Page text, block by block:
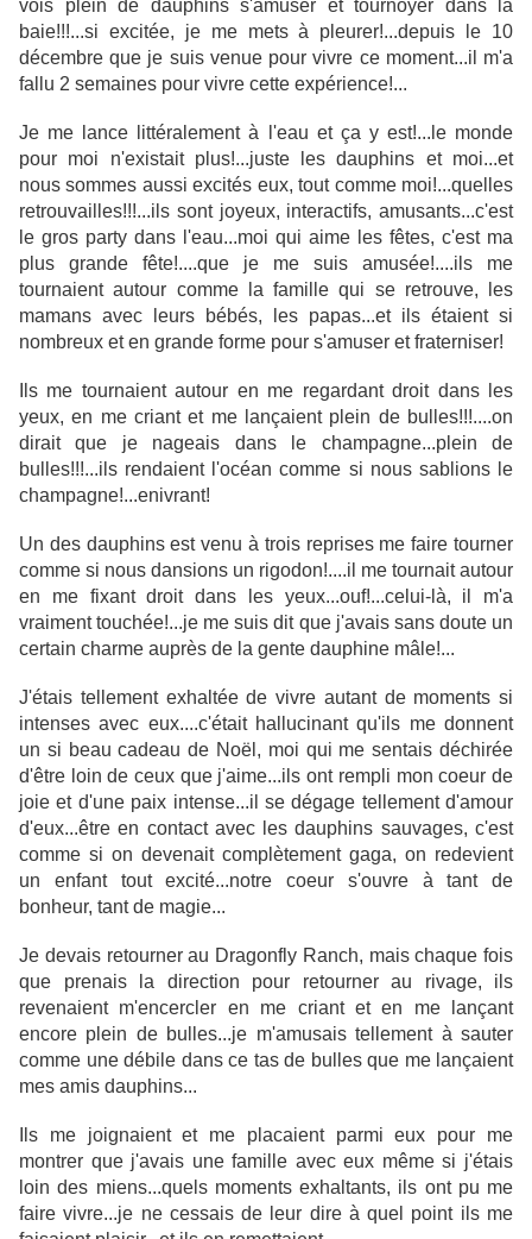
vois plein de dauphins s'amuser et tournoyer dans la
baie!!!...si excitée, je me mets à pleurer!...depuis le 10
décembre que je suis venue pour vivre ce moment...il m'a
fallu 2 semaines pour vivre cette expérience!...
Je me lance littéralement à l'eau et ça y est!...le monde
pour moi n'existait plus!...juste les dauphins et moi...et
nous sommes aussi excités eux, tout comme moi!...quelles
retrouvailles!!!...ils sont joyeux, interactifs, amusants...c'est
le gros party dans l'eau...moi qui aime les fêtes, c'est ma
plus grande fête!....que je me suis amusée!....ils me
tournaient autour comme la famille qui se retrouve, les
mamans avec leurs bébés, les papas...et ils étaient si
nombreux et en grande forme pour s'amuser et fraterniser!
Ils me tournaient autour en me regardant droit dans les
yeux, en me criant et me lançaient plein de bulles!!!....on
dirait que je nageais dans le champagne...plein de
bulles!!!...ils rendaient l'océan comme si nous sablions le
champagne!...enivrant!
Un des dauphins est venu à trois reprises me faire tourner
comme si nous dansions un rigodon!....il me tournait autour
en me fixant droit dans les yeux...ouf!...celui-là, il m'a
vraiment touchée!...je me suis dit que j'avais sans doute un
certain charme auprès de la gente dauphine mâle!...
J'étais tellement exhaltée de vivre autant de moments si
intenses avec eux....c'était hallucinant qu'ils me donnent
un si beau cadeau de Noël, moi qui me sentais déchirée
d'être loin de ceux que j'aime...ils ont rempli mon coeur de
joie et d'une paix intense...il se dégage tellement d'amour
d'eux...être en contact avec les dauphins sauvages, c'est
comme si on devenait complètement gaga, on redevient
un enfant tout excité...notre coeur s'ouvre à tant de
bonheur, tant de magie...
Je devais retourner au Dragonfly Ranch, mais chaque fois
que prenais la direction pour retourner au rivage, ils
revenaient m'encercler en me criant et en me lançant
encore plein de bulles...je m'amusais tellement à sauter
comme une débile dans ce tas de bulles que me lançaient
mes amis dauphins...
Ils me joignaient et me placaient parmi eux pour me
montrer que j'avais une famille avec eux même si j'étais
loin des miens...quels moments exhaltants, ils ont pu me
faire vivre...je ne cessais de leur dire à quel point ils me